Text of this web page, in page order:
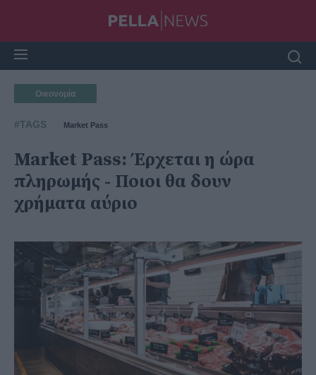
Οικονομία
#TAGS Market Pass
Market Pass: Έρχεται η ώρα
πληρωμής - Ποιοι θα δουν
χρήματα αύριο